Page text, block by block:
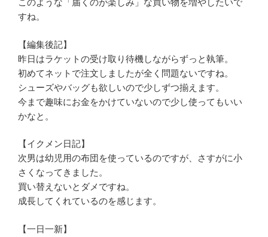
このような「届くのが楽しみ」な買い物を増やしたいで
すね。
【編集後記】
昨日はラケットの受け取り待機しながらずっと執筆。
初めてネットで注文しましたが全く問題ないですね。
シューズやバッグも欲しいので少しずつ揃えます。
今まで趣味にお金をかけていないので少し使ってもいい
かなと。
【イクメン日記】
次男は幼児用の布団を使っているのですが、さすがに小
さくなってきました。
買い替えないとダメですね。
成長してくれているのを感じます。
【一日一新】